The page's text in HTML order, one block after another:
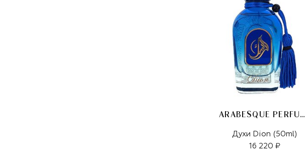
ARABESQUE PERFUMES
Духи Dion (50ml)
16 220 ₽